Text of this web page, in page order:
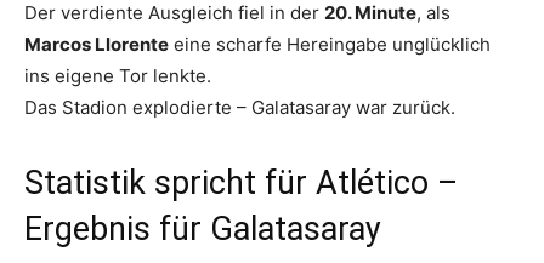
Der verdiente Ausgleich fiel in der 20. Minute, als
Marcos Llorente eine scharfe Hereingabe unglücklich
ins eigene Tor lenkte.
Das Stadion explodierte – Galatasaray war zurück.
Statistik spricht für Atlético –
Ergebnis für Galatasaray